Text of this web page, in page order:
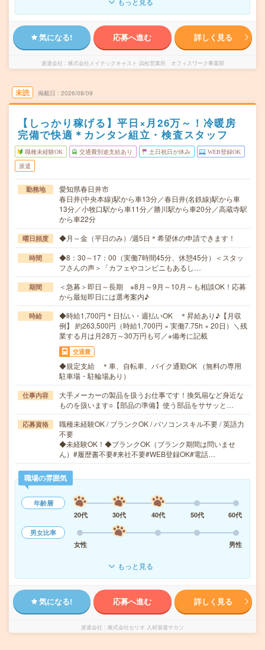
気になる! 応募へ進む 詳しく見る
派遣会社 株式会社メイテックキャスト 浜松営業所 オフィスワーク事業部
未読 掲載日 2026/08/09
【しっかり稼げる】平日×月26万～！冷暖房
完備で快適＊カンタン組立・検査スタッフ
職種未経験OK 交通費別途支給あり 土日祝日が休み WEB登録OK
派遣
勤務地
愛知県春日井市
春日井(中央本線)駅から車13分／春日井(名鉄線)駅から車
13分／小牧口駅から車11分／勝川駅から車20分／高蔵寺駅
から車22分
曜日頻度 ◆月～金（平日のみ）/週5日＊希望休の申請できます！
時間
◆8：30～17：00（実働7時間45分、休憩45分）＜スタッ
フさんの声＞「カフェやコンビニもあるし…
期間
＜急募＞即日～長期 ※8月～9月～10月～も相談OK！応募
から最短即日には選考案内♪
時給
◆時給1,700円＊日払い・週払いOK ＊昇給あり♪【月収
例】 約263,500円（時給1,700円 × 実働7.75h × 20日）＼残
業する月は月28万～30万円も可／※備考に記載
交通費
◆規定支給 ＊車、自転車、バイク通勤OK （無料の専用
駐車場・駐輪場あり）
仕事内容
大手メーカーの製品を扱うお仕事です！換気扇など身近な
ものを扱います○【部品の準備】使う部品をササッと…
応募資格
職種未経験OK / ブランクOK / パソコンスキル不要 / 英語力
不要
◆未経験OK！◆ブランクOK（ブランク期間は問いませ
ん）#履歴書不要#来社不要#WEB登録OK#電話…
職場の雰囲気
年齢層
20代
30代 40代 50代
60代
男女比率
女性
男性
もっと見る
気になる! 応募へ進む 詳しく見る
派遣会社 株式会社セリオ 人材派遣サカソ